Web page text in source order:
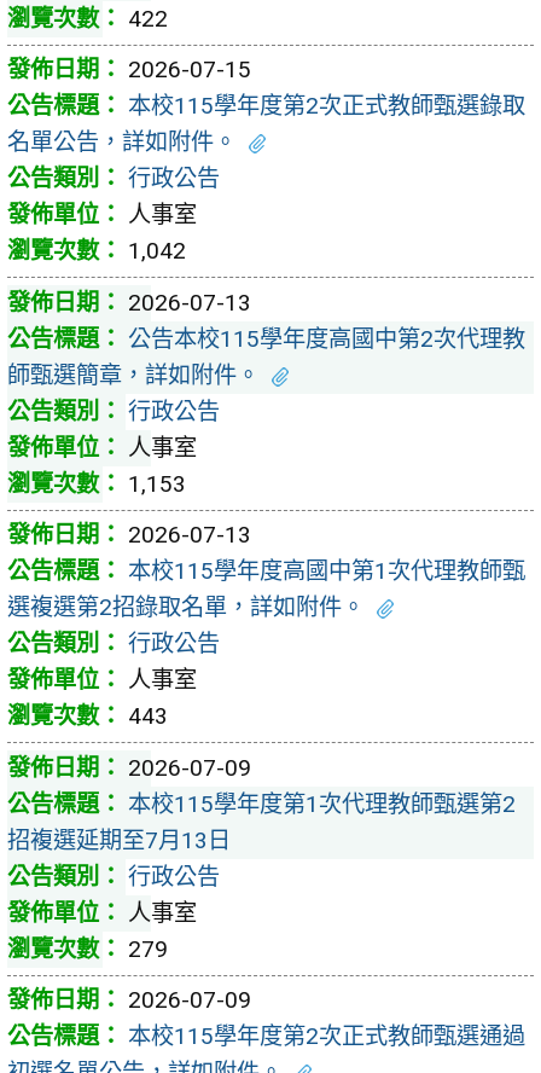
422
2026-07-15
本校115學年度第2次正式教師甄選錄取
名單公告，詳如附件。
行政公告
人事室
1,042
2026-07-13
公告本校115學年度高國中第2次代理教
師甄選簡章，詳如附件。
行政公告
人事室
1,153
2026-07-13
本校115學年度高國中第1次代理教師甄
選複選第2招錄取名單，詳如附件。
行政公告
人事室
443
2026-07-09
本校115學年度第1次代理教師甄選第2
招複選延期至7月13日
行政公告
人事室
279
2026-07-09
本校115學年度第2次正式教師甄選通過